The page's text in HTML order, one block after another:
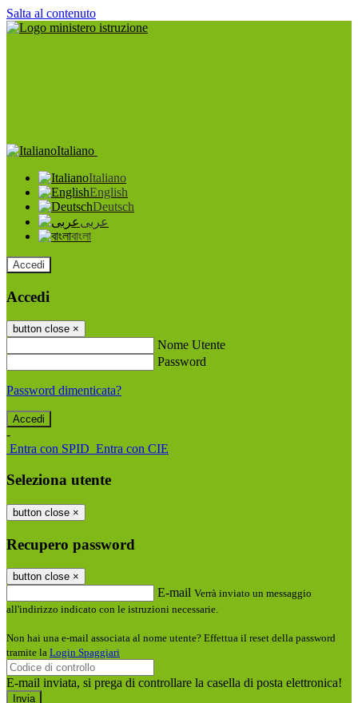
Salta al contenuto
Italiano
Italiano
English
Deutsch
عربى
বাংলা
Accedi
Accedi
button close ×
Nome Utente
Password
Password dimenticata?
-
Entra con SPID Entra con CIE
Seleziona utente
button close ×
Recupero password
button close ×
E-mail Verrà inviato un messaggio
all'indirizzo indicato con le istruzioni necessarie.
Non hai una e-mail associata al nome utente? Effettua il reset della password
tramite la Login Spaggiari
E-mail inviata, si prega di controllare la casella di posta elettronica!